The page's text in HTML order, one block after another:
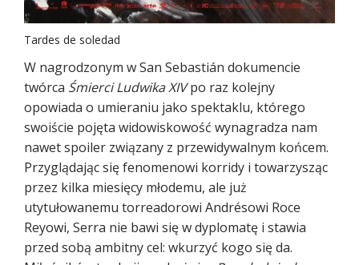
Tardes de soledad
W nagrodzonym w San Sebastián dokumencie
twórca Śmierci Ludwika XIVpo raz kolejny
opowiada o umieraniu jako spektaklu, którego
swoiście pojęta widowiskowość wynagradza nam
nawet spoiler związany z przewidywalnym końcem.
Przyglądając się fenomenowi korridy i towarzysząc
przez kilka miesięcy młodemu, ale już
utytułowanemu torreadorowi Andrésowi Roce
Reyowi, Serra nie bawi się w dyplomatę i stawia
przed sobą ambitny cel: wkurzyć kogo się da.